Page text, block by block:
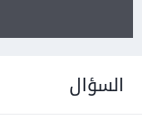
السؤال